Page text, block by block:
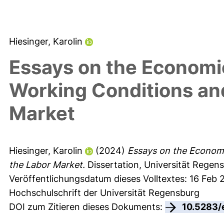
Hiesinger, Karolin
Essays on the
Working Conditions
Market
Hiesinger, Karolin (2024) Essays on the
the Labor Market. Dissertation, Universität
Veröffentlichungsdatum dieses Volltextes: 16 Feb
Hochschulschrift der Universität Regensburg
DOI zum Zitieren dieses Dokuments: